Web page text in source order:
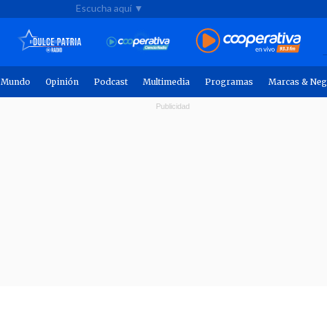
Escucha aquí ▼
Mundo Opinión Podcast Multimedia Programas Marcas &